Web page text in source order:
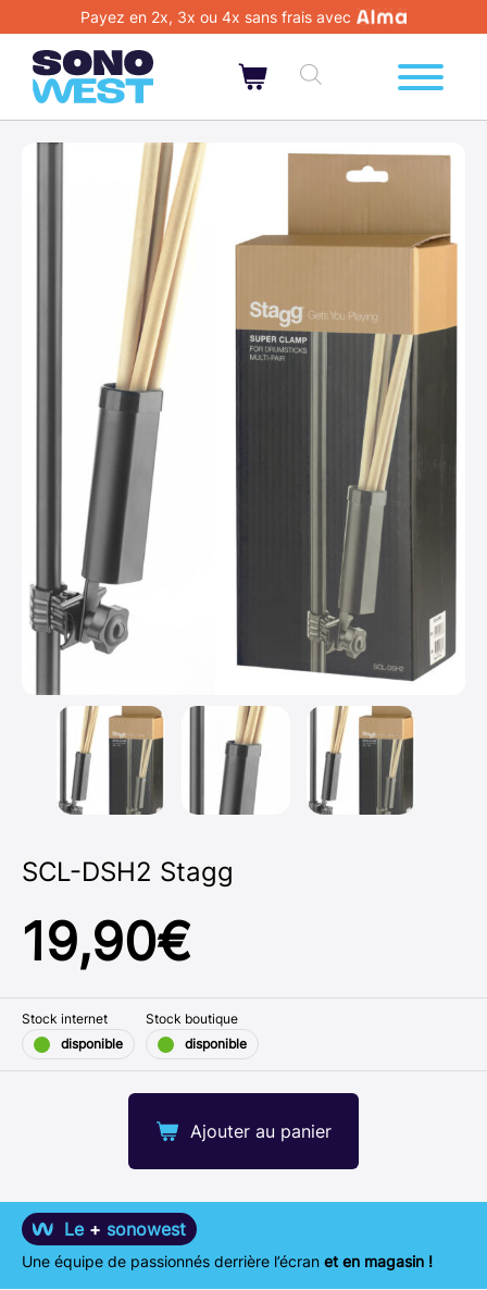
Payez en 2x, 3x ou 4x sans frais avec
SCL-DSH2 Stagg
19,90€
Ajouter au panier
Stock internet
disponible
Stock boutique
disponible
Le + sonowest
Une équipe de passionnés derrière l’écran et en magasin !